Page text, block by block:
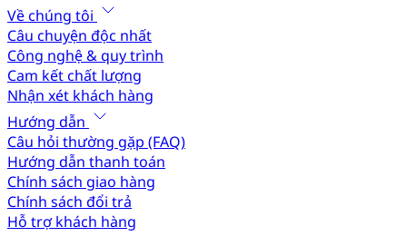
Về chúng tôi
Câu chuyện độc nhất
Công nghệ & quy trình
Cam kết chất lượng
Nhận xét khách hàng
Hướng dẫn
Câu hỏi thường gặp (FAQ)
Hướng dẫn thanh toán
Chính sách giao hàng
Chính sách đổi trả
Hỗ trợ khách hàng